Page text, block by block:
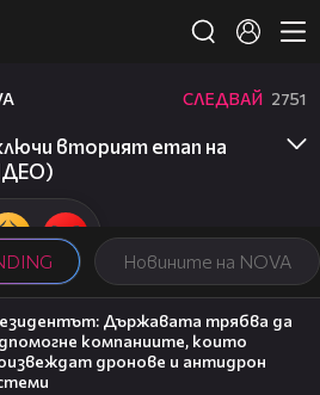
Новините на NOVA
СЛЕДВАЙ 2751
вторият етап на
Държавата трябва да
компаниите, които
дронове и антидрон